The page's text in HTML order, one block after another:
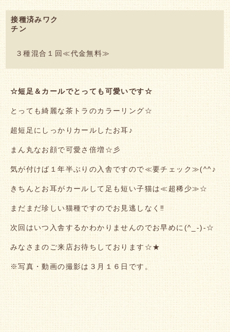
接種済みワク
チン
３種混合１回≪代金無料≫
☆短足＆カールでとっても可愛いです☆
とっても綺麗な茶トラのカラーリング☆
超短足にしっかりカールしたお耳♪
まん丸なお顔で可愛さ倍増☆彡
気が付けば１年半ぶりの入舎ですので≪要チェック≫(^^♪
きちんとお耳がカールして足も短い子猫は≪超稀少≫☆
まだまだ珍しい猫種ですのでお見逃しなく‼
次回はいつ入舎するかわかりませんのでお早めに(^_-)-☆
みなさまのご来店お待ちしております☆★
※写真・動画の撮影は３月１６日です。